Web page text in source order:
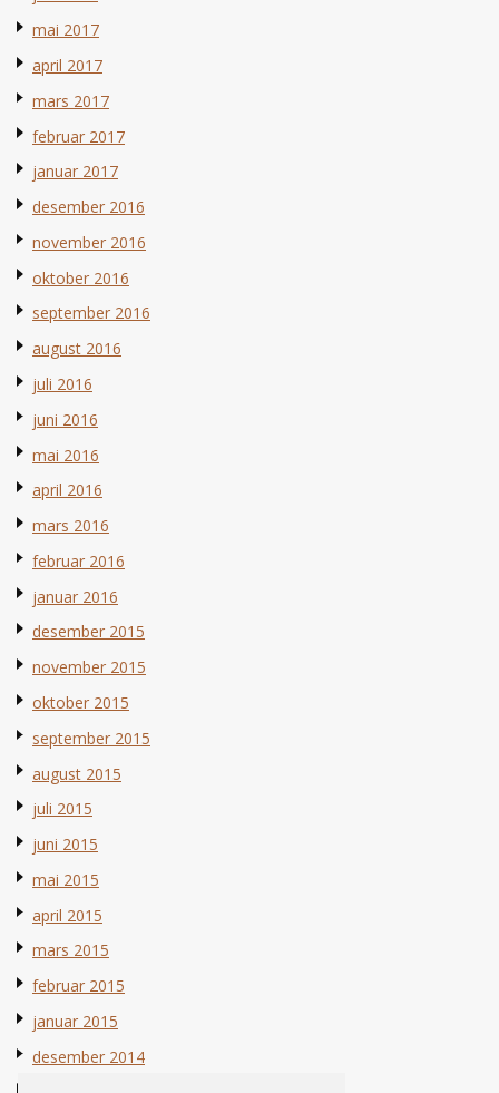
mai 2017
april 2017
mars 2017
februar 2017
januar 2017
desember 2016
november 2016
oktober 2016
september 2016
august 2016
juli 2016
juni 2016
mai 2016
april 2016
mars 2016
februar 2016
januar 2016
desember 2015
november 2015
oktober 2015
september 2015
august 2015
juli 2015
juni 2015
mai 2015
april 2015
mars 2015
februar 2015
januar 2015
desember 2014